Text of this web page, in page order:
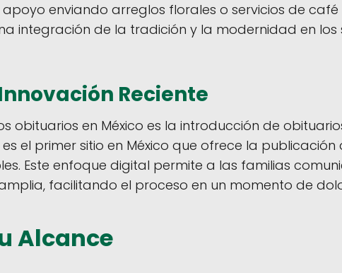
enviando arreglos florales o servicios de café
integración de la tradición y la modernidad en los
Reciente
obituarios en México es la introducción de
el primer sitio en México que ofrece la publicación
Este enfoque digital permite a las familias
facilitando el proceso en un momento de
Alcance